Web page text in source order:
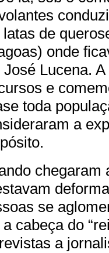
latas de
onde
José Lucena.
e
toda
a
chegaram
se
cabeça do
a